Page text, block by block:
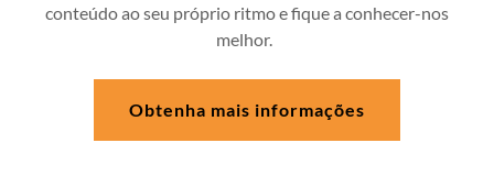
conteúdo ao seu próprio ritmo e fique a conhecer-nos
melhor.
Obtenha mais informações